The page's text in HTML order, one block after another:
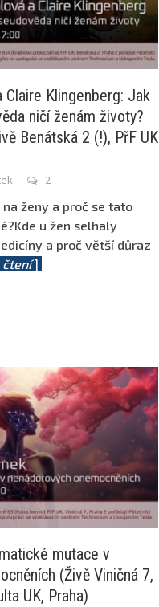
Claire Klingenberg: Jak
ničí ženám životy?
Benátská 2 (!), PřF UK
2
ženy a proč se tato
u žen selhaly
a proč větší důraz
čtení]
mutace v
(Živě Viničná 7,
UK, Praha)